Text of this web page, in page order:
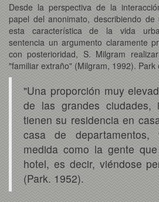
Desde la perspectiva de la
papel del anonimato, describiendo
esta característica de la vida
sentencia un argumento claramente
con posterioridad, S. Milgram
"familiar extraño" (Milgram, 1992). Park
"Una proporción muy
de las grandes ciudades,
tienen su residencia en
casa de
medida como la gente
hotel, es decir, viéndose
(Park. 1952).